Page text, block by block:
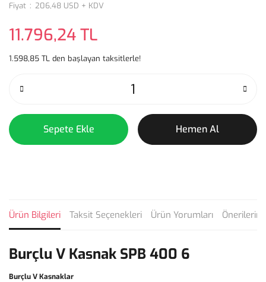
Fiyat
206,48 USD + KDV
11.796,24 TL
1.598,85 TL den başlayan taksitlerle!
Sepete Ekle Hemen Al
Ürün Bilgileri Taksit Seçenekleri Ürün Yorumları
Burçlu V Kasnak SPB 400 6
Burçlu V Kasnaklar